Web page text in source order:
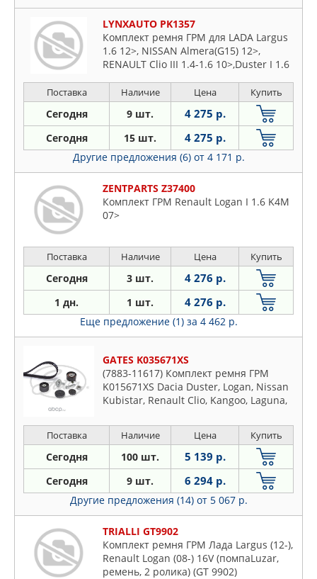
LYNXAUTO PK1357
Комплект ремня ГРМ для LADA Largus
1.6 12>, NISSAN Almera(G15) 12>,
RENAULT Clio III 1.4-1.6 10>,Duster I 1.6
1.6 10>,Megane III 1.6 10>
Поставка Наличие Цена Купить
Сегодня 9 шт. 4 275 р.
Сегодня 15 шт. 4 275 р.
Другие предложения (6) от 4 171 р.
ZENTPARTS Z37400
Комплект ГРМ Renault Logan I 1.6 K4M
07>
Поставка Наличие Цена Купить
Сегодня 3 шт. 4 276 р.
1 дн. 1 шт. 4 276 р.
Еще предложение (1) за 4 462 р.
GATES K035671XS
(7883-11617) Комплект ремня ГРМ
K015671XS Dacia Duster, Logan, Nissan
Kubistar, Renault Clio, Kangoo, Laguna,
1.4,1.6 16V (97-)
Поставка Наличие Цена Купить
Сегодня 100 шт. 5 139 р.
Сегодня 9 шт. 6 294 р.
Другие предложения (14) от 5 067 р.
TRIALLI GT9902
Комплект ремня ГРМ Лада Largus (12-),
Renault Logan (08-) 16V (помпаLuzar,
ремень, 2 ролика) (GT 9902)